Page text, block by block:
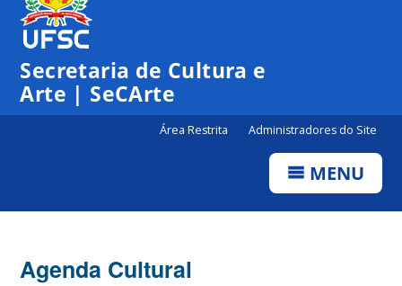
Secretaria de Cultura e
Arte | SeCArte
Área Restrita Administradores do Site
MENU
Agenda Cultural